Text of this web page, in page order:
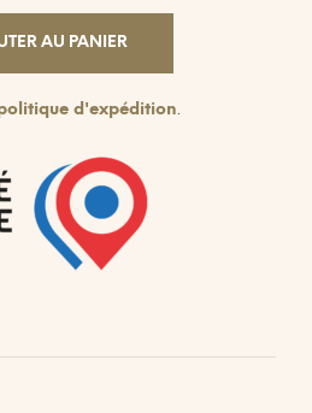
AU PANIER
d'expédition.